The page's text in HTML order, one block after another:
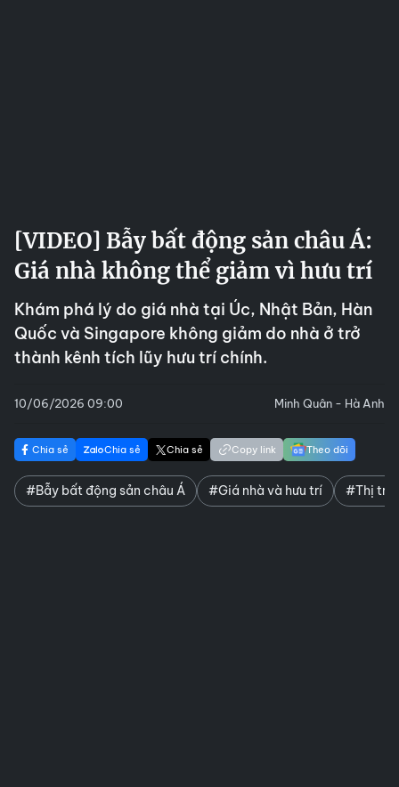
[VIDEO] Bẫy bất động sản châu Á:
Giá nhà không thể giảm vì hưu trí
Khám phá lý do giá nhà tại Úc, Nhật Bản, Hàn
Quốc và Singapore không giảm do nhà ở trở
thành kênh tích lũy hưu trí chính.
10/06/2026 09:00 Minh Quân - Hà Anh
Chia sẻ Chia sẻ Chia sẻ Copy link Theo dõi
#Bẫy bất động sản châu Á #Giá nhà và hưu trí #Thị